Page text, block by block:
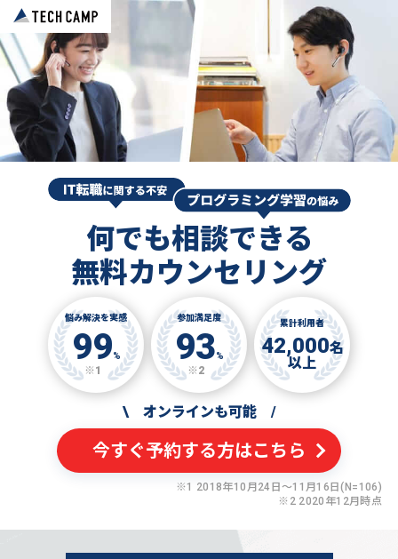
何でも相談できる
無料カウンセリング
悩み解決を実感
99%
※1
参加満足度
93%
※2
累計利用者
42,000名
以上
\ オンラインも可能 /
今すぐ予約する方はこちら
※1 2018年10月24日〜11月16日(N=106)
※2 2020年12月時点